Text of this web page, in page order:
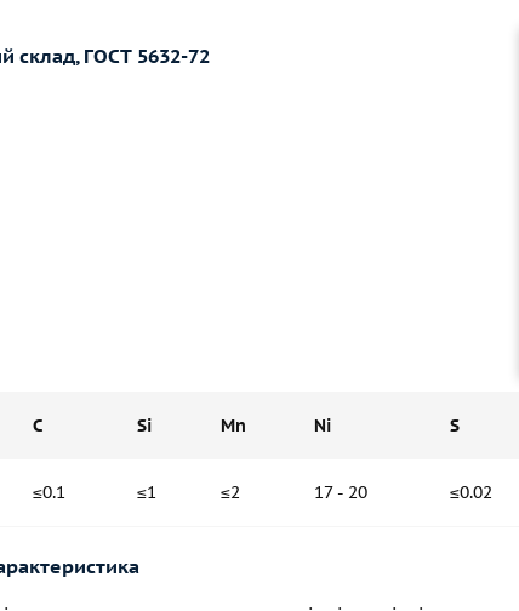
склад, ГОСТ 5632-72
C Si Mn Ni S
≤0.1 ≤1 ≤2 17 - 20 ≤0.02